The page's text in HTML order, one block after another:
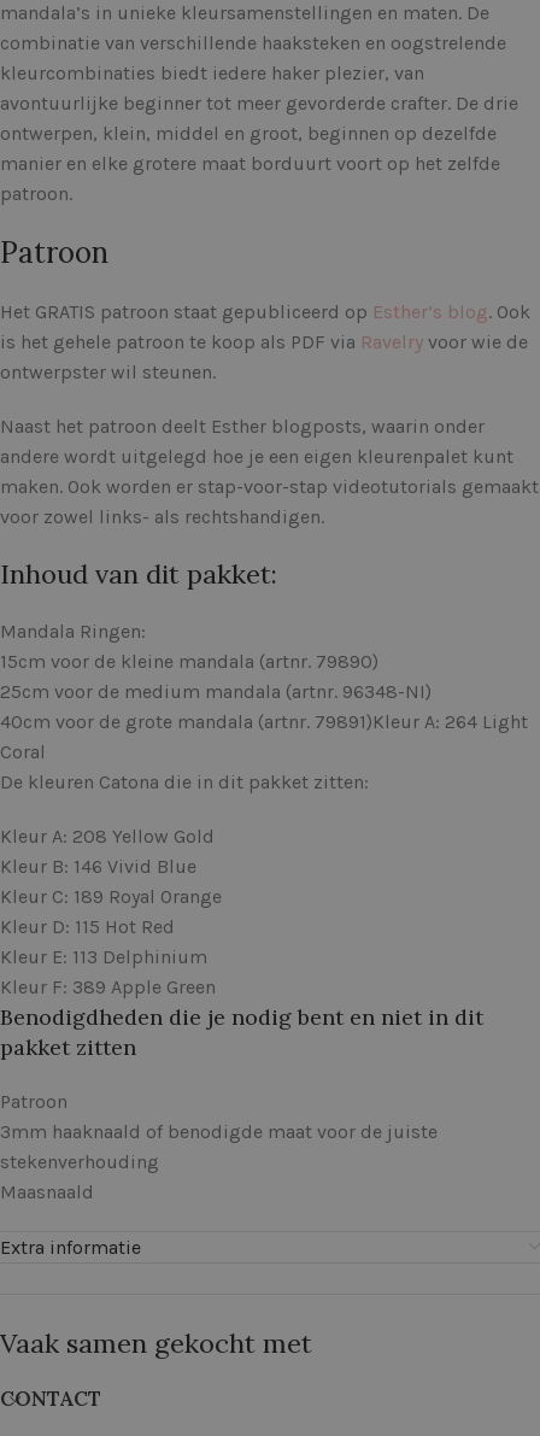
mandala’s in unieke kleursamenstellingen en maten. De
combinatie van verschillende haaksteken en oogstrelende
kleurcombinaties biedt iedere haker plezier, van
avontuurlijke beginner tot meer gevorderde crafter. De drie
ontwerpen, klein, middel en groot, beginnen op dezelfde
manier en elke grotere maat borduurt voort op het zelfde
patroon.
Patroon
Het GRATIS patroon staat gepubliceerd op Esther’s blog. Ook
is het gehele patroon te koop als PDF via Ravelry voor wie de
ontwerpster wil steunen.
Naast het patroon deelt Esther blogposts, waarin onder
andere wordt uitgelegd hoe je een eigen kleurenpalet kunt
maken. Ook worden er stap-voor-stap videotutorials gemaakt
voor zowel links- als rechtshandigen.
Inhoud van dit pakket:
Mandala Ringen:
15cm voor de kleine mandala (artnr. 79890)
25cm voor de medium mandala (artnr. 96348-NI)
40cm voor de grote mandala (artnr. 79891)Kleur A: 264 Light
Coral
De kleuren Catona die in dit pakket zitten:
Kleur A: 208 Yellow Gold
Kleur B: 146 Vivid Blue
Kleur C: 189 Royal Orange
Kleur D: 115 Hot Red
Kleur E: 113 Delphinium
Kleur F: 389 Apple Green
Benodigdheden die je nodig bent en niet in dit
pakket zitten
Patroon
3mm haaknaald of benodigde maat voor de juiste
stekenverhouding
Maasnaald
Extra informatie
Vaak samen gekocht met
CONTACT